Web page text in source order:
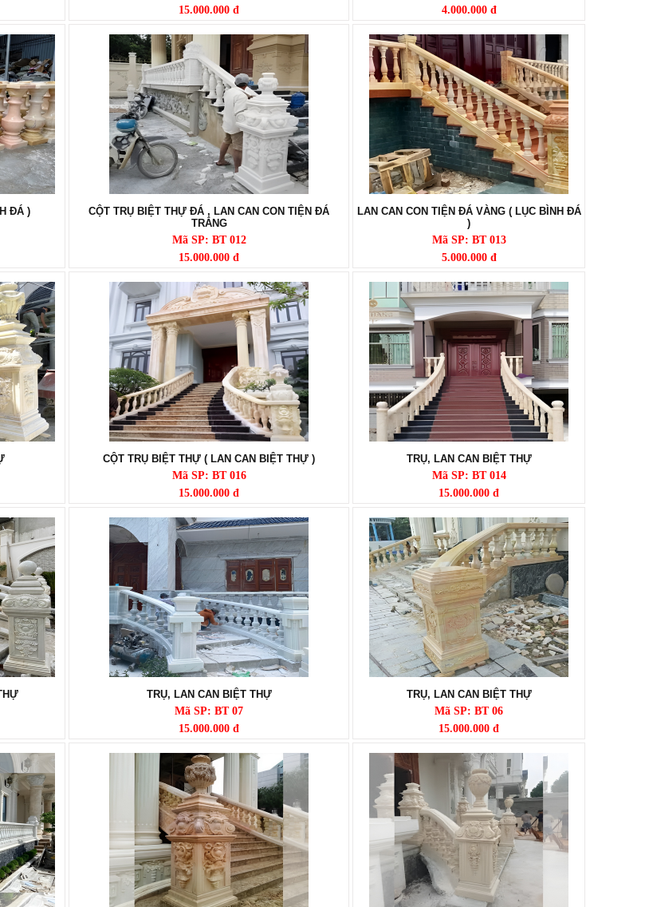
15.000.000 đ
4.000.000 đ
ĐÁ )
CỘT TRỤ BIỆT THỰ ĐÁ , LAN CAN CON TIỆN ĐÁ
TRẮNG
Mã SP: BT 012
15.000.000 đ
LAN CAN CON TIỆN ĐÁ VÀNG ( LỤC BÌNH ĐÁ
)
Mã SP: BT 013
5.000.000 đ
CỘT TRỤ BIỆT THỰ ( LAN CAN BIỆT THỰ )
Mã SP: BT 016
15.000.000 đ
TRỤ, LAN CAN BIỆT THỰ
Mã SP: BT 014
15.000.000 đ
TRỤ, LAN CAN BIỆT THỰ
Mã SP: BT 07
15.000.000 đ
TRỤ, LAN CAN BIỆT THỰ
Mã SP: BT 06
15.000.000 đ